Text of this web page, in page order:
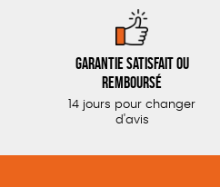
Garantie satisfait ou
remboursé
14 jours pour changer
d'avis